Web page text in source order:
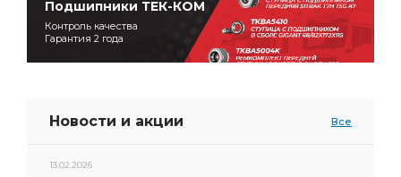
Подшипники ТЕК-КОМ
Контроль качества
Гарантия 2 года
Новости и акции Все
13.02.2026